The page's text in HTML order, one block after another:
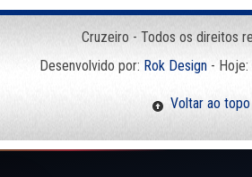
Cruzeiro - Todos os direitos
Desenvolvido por: Rok Design- Hoje:
Voltar ao topo